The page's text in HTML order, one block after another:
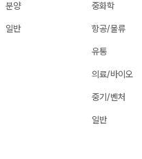
분양
일반
중화학
항공/물류
유통
의료/바이오
중기/벤처
일반